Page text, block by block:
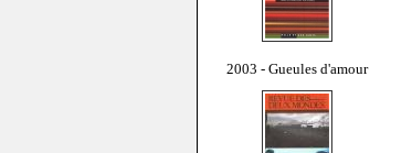
2003 - Gueules d'amour